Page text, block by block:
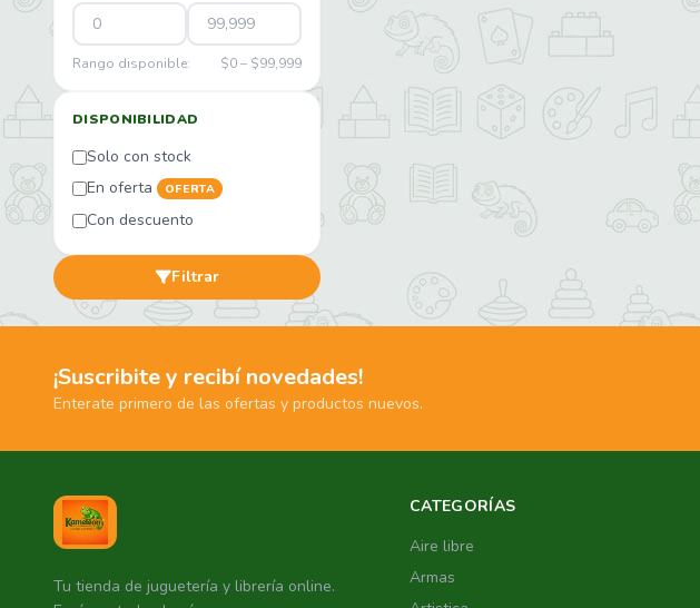
Rango disponible: $0 – $99,999
DISPONIBILIDAD
Solo con stock
En oferta
OFERTA
Con descuento
Filtrar
¡Suscribite y recibí novedades!
Enterate primero de las ofertas y productos nuevos.
Tu tienda de juguetería y librería online.
CATEGORÍAS
Aire libre
Armas